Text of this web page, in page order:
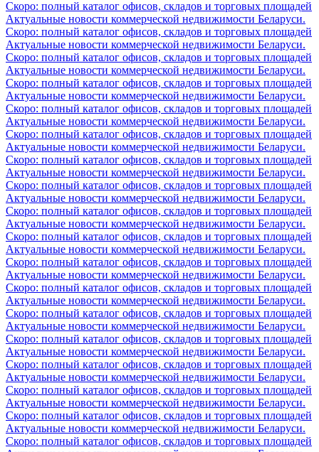
Скоро: полный каталог офисов, складов и торговых площадей
Актуальные новости коммерческой недвижимости Беларуси.
Скоро: полный каталог офисов, складов и торговых площадей
Актуальные новости коммерческой недвижимости Беларуси.
Скоро: полный каталог офисов, складов и торговых площадей
Актуальные новости коммерческой недвижимости Беларуси.
Скоро: полный каталог офисов, складов и торговых площадей
Актуальные новости коммерческой недвижимости Беларуси.
Скоро: полный каталог офисов, складов и торговых площадей
Актуальные новости коммерческой недвижимости Беларуси.
Скоро: полный каталог офисов, складов и торговых площадей
Актуальные новости коммерческой недвижимости Беларуси.
Скоро: полный каталог офисов, складов и торговых площадей
Актуальные новости коммерческой недвижимости Беларуси.
Скоро: полный каталог офисов, складов и торговых площадей
Актуальные новости коммерческой недвижимости Беларуси.
Скоро: полный каталог офисов, складов и торговых площадей
Актуальные новости коммерческой недвижимости Беларуси.
Скоро: полный каталог офисов, складов и торговых площадей
Актуальные новости коммерческой недвижимости Беларуси.
Скоро: полный каталог офисов, складов и торговых площадей
Актуальные новости коммерческой недвижимости Беларуси.
Скоро: полный каталог офисов, складов и торговых площадей
Актуальные новости коммерческой недвижимости Беларуси.
Скоро: полный каталог офисов, складов и торговых площадей
Актуальные новости коммерческой недвижимости Беларуси.
Скоро: полный каталог офисов, складов и торговых площадей
Актуальные новости коммерческой недвижимости Беларуси.
Скоро: полный каталог офисов, складов и торговых площадей
Актуальные новости коммерческой недвижимости Беларуси.
Скоро: полный каталог офисов, складов и торговых площадей
Актуальные новости коммерческой недвижимости Беларуси.
Скоро: полный каталог офисов, складов и торговых площадей
Актуальные новости коммерческой недвижимости Беларуси.
Скоро: полный каталог офисов, складов и торговых площадей